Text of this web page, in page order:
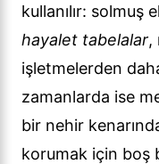
kullanılır: solmuş
hayalet tabelalar,
işletmelerden
zamanlarda ise
bir nehir
korumak için boş